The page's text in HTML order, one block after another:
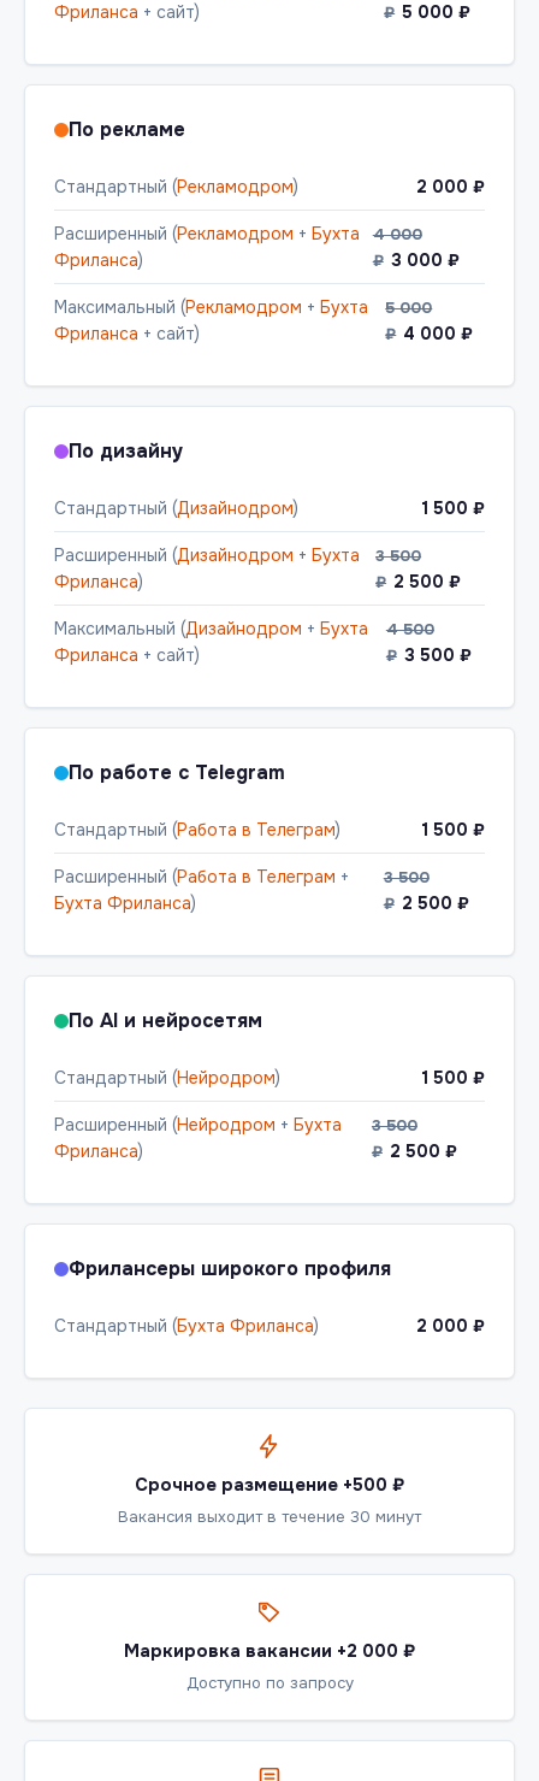
Фриланса + сайт)
₽ 5 000 ₽
По рекламе
Стандартный (Рекламодром) 2 000 ₽
Расширенный (Рекламодром + Бухта
Фриланса)
4 000
₽ 3 000 ₽
Максимальный (Рекламодром + Бухта
Фриланса + сайт)
5 000
₽ 4 000 ₽
По дизайну
Стандартный (Дизайнодром) 1 500 ₽
Расширенный (Дизайнодром + Бухта
Фриланса)
3 500
₽ 2 500 ₽
Максимальный (Дизайнодром + Бухта
Фриланса + сайт)
4 500
₽ 3 500 ₽
По работе с Telegram
Стандартный (Работа в Телеграм) 1 500 ₽
Расширенный (Работа в Телеграм +
Бухта Фриланса)
3 500
₽ 2 500 ₽
По AI и нейросетям
Стандартный (Нейродром) 1 500 ₽
Расширенный (Нейродром + Бухта
Фриланса)
3 500
₽ 2 500 ₽
Фрилансеры широкого профиля
Стандартный (Бухта Фриланса) 2 000 ₽
Срочное размещение +500 ₽
Вакансия выходит в течение 30 минут
Маркировка вакансии +2 000 ₽
Доступно по запросу